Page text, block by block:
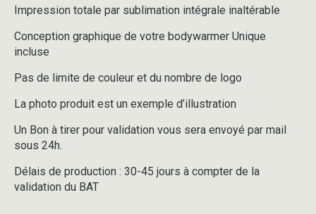
Impression totale par sublimation intégrale inaltérable
Conception graphique de votre bodywarmer Unique
incluse
Pas de limite de couleur et du nombre de logo
La photo produit est un exemple d’illustration
Un Bon à tirer pour validation vous sera envoyé par mail
sous 24h.
Délais de production : 30-45 jours à compter de la
validation du BAT